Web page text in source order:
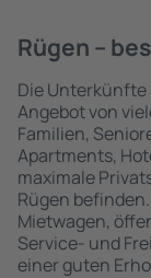
Rügen –
Die
Angebot von
Familien,
Apartments,
maximale
Rügen
Mietwagen,
Service- und
einer guten